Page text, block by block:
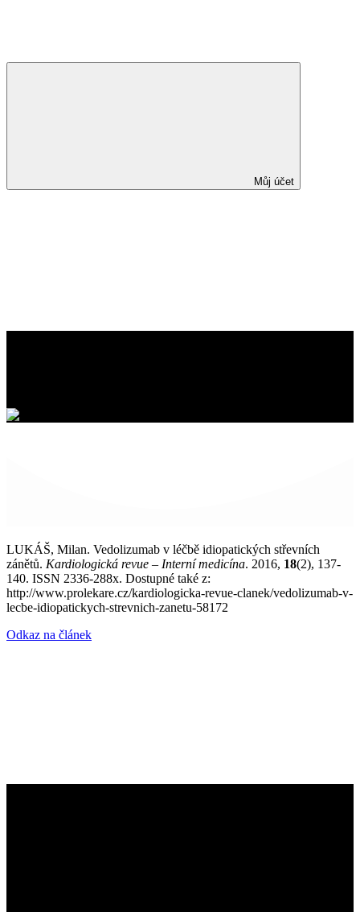
Můj účet
LUKÁŠ, Milan. Vedolizumab v léčbě idiopatických střevních
zánětů. Kardiologická revue – Interní medicína. 2016, 18(2), 137-
140. ISSN 2336-288x. Dostupné také z:
http://www.prolekare.cz/kardiologicka-revue-clanek/vedolizumab-v-
lecbe-idiopatickych-strevnich-zanetu-58172
Odkaz na článek